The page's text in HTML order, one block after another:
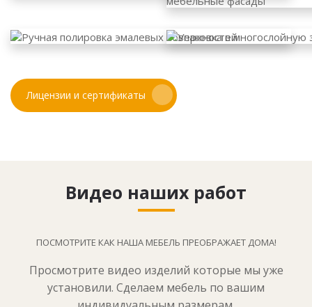
Лицензии и сертификаты
Видео наших работ
ПОСМОТРИТЕ КАК НАША МЕБЕЛЬ ПРЕОБРАЖАЕТ ДОМА!
Просмотрите видео изделий которые мы уже
установили. Сделаем мебель по вашим